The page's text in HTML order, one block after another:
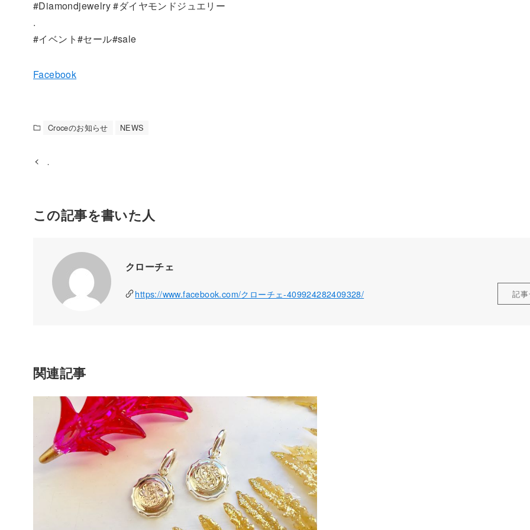
#Diamondjewelry #ダイヤモンドジュエリー
.
#イベント#セール#sale
Facebook
Croceのお知らせ NEWS
．
この記事を書いた人
クローチェ
https://www.facebook.com/クローチェ-409924282409328/ 記
関連記事